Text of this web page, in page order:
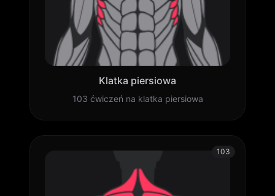
Klatka piersiowa
103 ćwiczeń na klatka piersiowa
103